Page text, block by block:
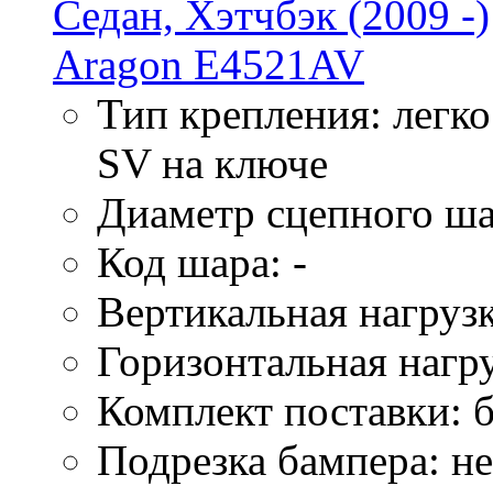
Тип крепления:
SV на ключе
Диаметр сцепного
Код шара: -
Вертикальная
Горизонтальная
Комплект поставки:
Подрезка бампера: